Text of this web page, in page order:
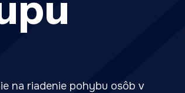
na riadenie pohybu osôb v